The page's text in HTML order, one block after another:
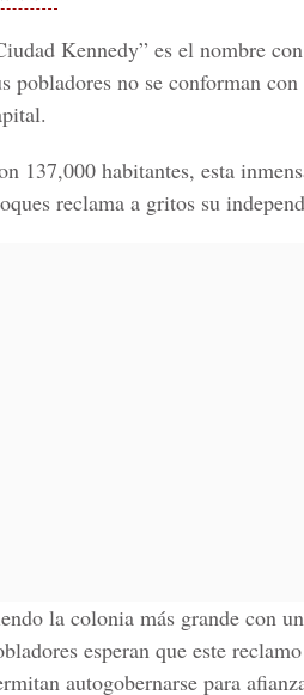
Kennedy” es el nombre
pobladores no se conforman
137,000 habitantes, esta
reclama a gritos su
la colonia más grande con
esperan que este
autogobernarse para